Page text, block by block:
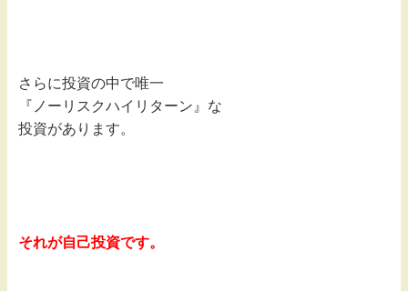
さらに投資の中で唯一
『ノーリスクハイリターン』な
投資があります。
それが自己投資です。